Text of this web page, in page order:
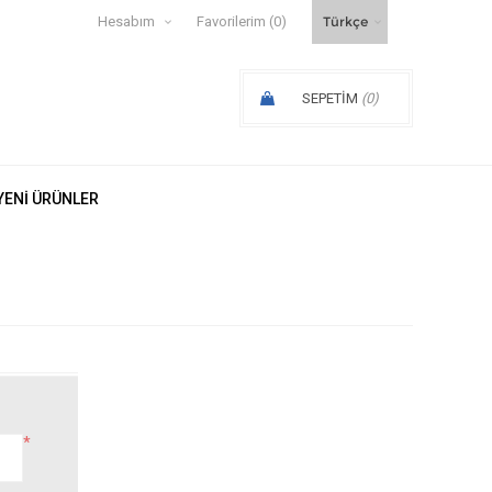
Hesabım Favorilerim (0)
SEPETIM (0)
ÜRÜNLER
*